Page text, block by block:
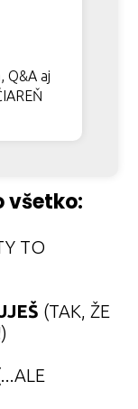
Q&A aj
všetko:
TO
(TAK, ŽE